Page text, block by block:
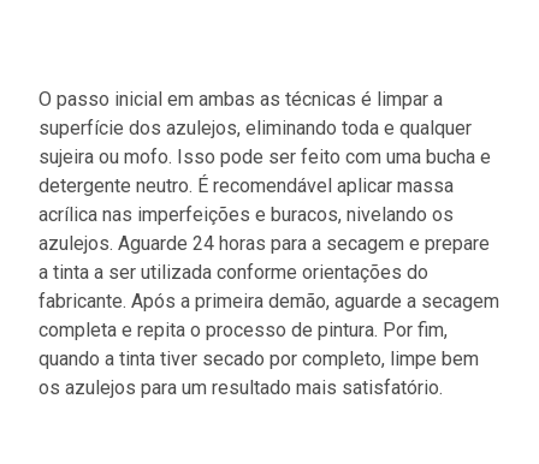
O passo inicial em ambas as técnicas é limpar a
superfície dos azulejos, eliminando toda e qualquer
sujeira ou mofo. Isso pode ser feito com uma bucha e
detergente neutro. É recomendável aplicar massa
acrílica nas imperfeições e buracos, nivelando os
azulejos. Aguarde 24 horas para a secagem e prepare
a tinta a ser utilizada conforme orientações do
fabricante. Após a primeira demão, aguarde a secagem
completa e repita o processo de pintura. Por fim,
quando a tinta tiver secado por completo, limpe bem
os azulejos para um resultado mais satisfatório.